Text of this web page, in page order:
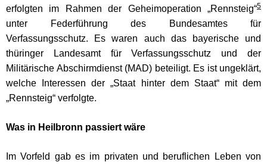
erfolgten im Rahmen der Geheimoperation „Rennsteig“5
unter Federführung des Bundesamtes für
Verfassungsschutz. Es waren auch das bayerische und
thüringer Landesamt für Verfassungsschutz und der
Militärische Abschirmdienst (MAD) beteiligt. Es ist ungeklärt,
welche Interessen der „Staat hinter dem Staat“ mit dem
„Rennsteig“ verfolgte.
Was in Heilbronn passiert wäre
Im Vorfeld gab es im privaten und beruflichen Leben von